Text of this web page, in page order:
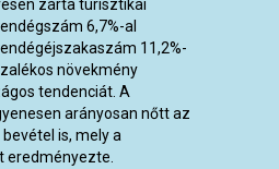
zárta turisztikai
6,7%-al
11,2%-
növekmény
tendenciát. A
arányosan nőtt az
is, mely a
eredményezte.